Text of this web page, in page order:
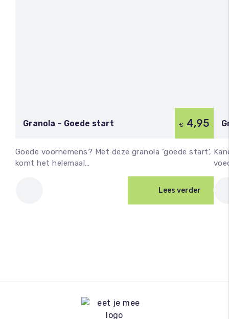
Granola – Goede start € 4,95
Goede voornemens? Met deze granola ‘goede start’,
komt het helemaal…
Lees verder